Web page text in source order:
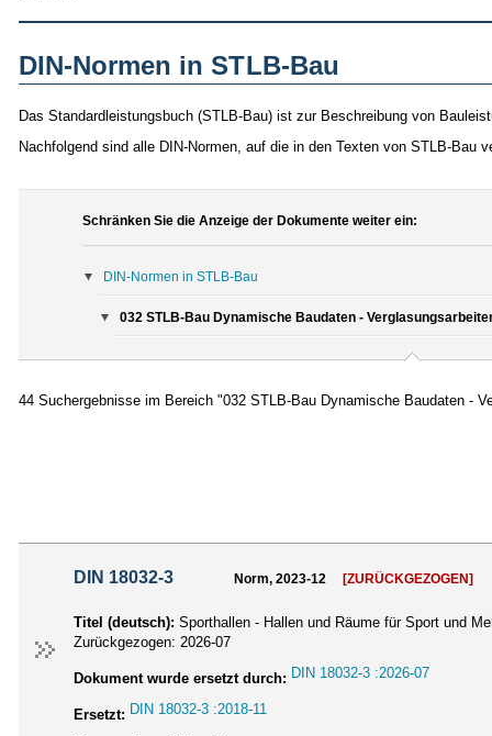
DIN-Normen in STLB-Bau
Das Standardleistungsbuch (STLB-Bau) ist zur Beschreibung von
Nachfolgend sind alle DIN-Normen, auf die in den Texten von STLB-
Schränken Sie die Anzeige der Dokumente weiter ein:
DIN-Normen in STLB-Bau
032 STLB-Bau Dynamische Baudaten -
44 Suchergebnisse im Bereich "032 STLB-Bau Dynamische Baudaten -
DIN 18032-3 Norm, 2023-12 [ZURÜCKGEZOGEN]
Titel (deutsch): Sporthallen - Hallen und Räume für Sport und
Zurückgezogen: 2026-07
Dokument wurde ersetzt durch: DIN 18032-3 :2026-07
Ersetzt: DIN 18032-3 :2018-11